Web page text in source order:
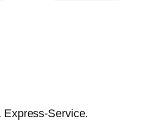
Express-Service.